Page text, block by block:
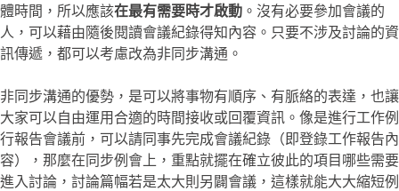
體時間，所以應該在最有需要時才啟動 。沒有必要參加會議的
人，可以藉由隨後閱讀會議紀錄得知內容。只要不涉及討論的資
訊傳遞，都可以考慮改為非同步溝通。
非同步溝通的優勢，是可以將事物有順序、有脈絡的表達，也讓
大家可以自由運用合適的時間接收或回覆資訊。像是進行工作例
行報告會議前，可以請同事先完成會議紀錄（即登錄工作報告內
容），那麼在同步例會上，重點就擺在確立彼此的項目哪些需要
進入討論，討論篇幅若是太大則另闢會議，這樣就能大大縮短例